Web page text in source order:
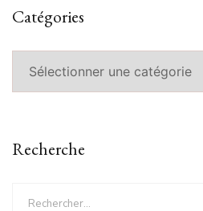
Catégories
Recherche